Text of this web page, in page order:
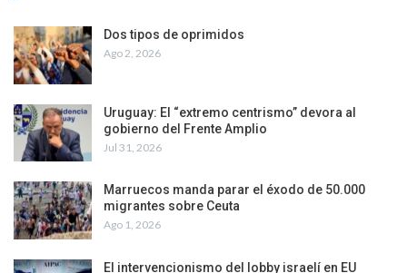
Dos tipos de oprimidos
Ago 2, 2026
Uruguay: El “extremo centrismo” devora al
gobierno del Frente Amplio
Jul 31, 2026
Marruecos manda parar el éxodo de 50.000
migrantes sobre Ceuta
Ago 1, 2026
El intervencionismo del lobby israelí en EU